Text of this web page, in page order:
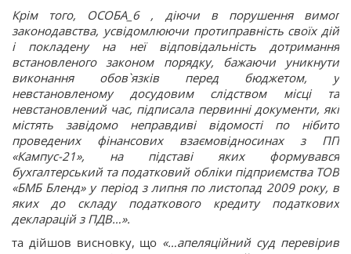
Крім того, ОСОБА_6 , діючи в порушення вимог
законодавства, усвідомлюючи протиправність своїх дій
і покладену на неї відповідальність дотримання
встановленого законом порядку, бажаючи уникнути
виконання обов`язків перед бюджетом, у
невстановленому досудовим слідством місці та
невстановлений час, підписала первинні документи, які
містять завідомо неправдиві відомості по нібито
проведених фінансових взаємовідносинах з
ПП
«Кампус-21», на підставі яких формувався
бухгалтерський та податковий обліки підприємства ТОВ
«БМБ Бленд» у період з липня по листопад 2009 року, в
яких до складу податкового кредиту податкових
декларацій з ПДВ…».
та дійшов висновку, що «…апеляційний суд перевірив